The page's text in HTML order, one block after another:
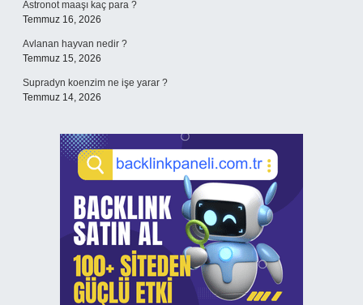
Astronot maaşı kaç para ?
Temmuz 16, 2026
Avlanan hayvan nedir ?
Temmuz 15, 2026
Supradyn koenzim ne işe yarar ?
Temmuz 14, 2026